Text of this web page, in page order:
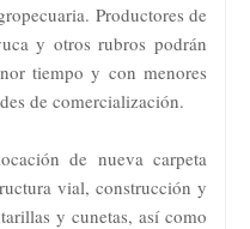
Productores de
y otros rubros podrán
tiempo y con menores
de comercialización.
de nueva carpeta
vial, construcción y
y cunetas, así como